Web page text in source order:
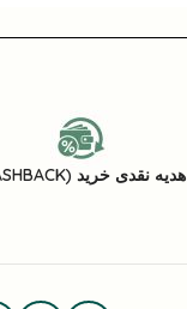
هدیه نقدی خرید (CASHBACK)